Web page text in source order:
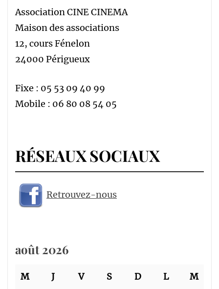
Association CINE CINEMA
Maison des associations
12, cours Fénelon
24000 Périgueux
Fixe : 05 53 09 40 99
Mobile : 06 80 08 54 05
RÉSEAUX SOCIAUX
Retrouvez-nous
août 2026
M J V S D L M